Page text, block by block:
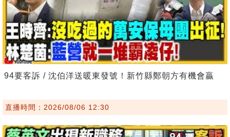
94要客訴 / 沈伯洋送暖東發號！新竹縣鄭朝方有機會贏
直播時間：2026/08/06 12:30